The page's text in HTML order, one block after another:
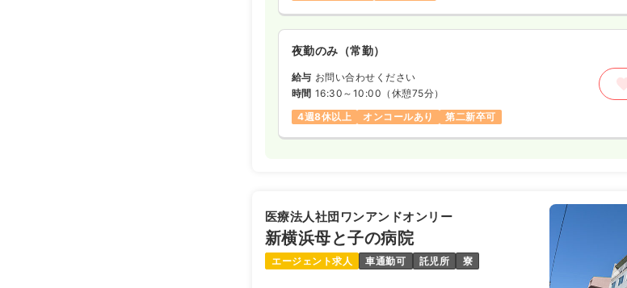
夜勤のみ（常勤）
給与 お問い合わせください
時間 16:30～10:00 （休憩75分）
4週8休以上
オンコールあり 第二新卒可
医療法人社団ワンアンドオンリー
新横浜母と子の病院
エージェント求人 車通勤可 託児所 寮